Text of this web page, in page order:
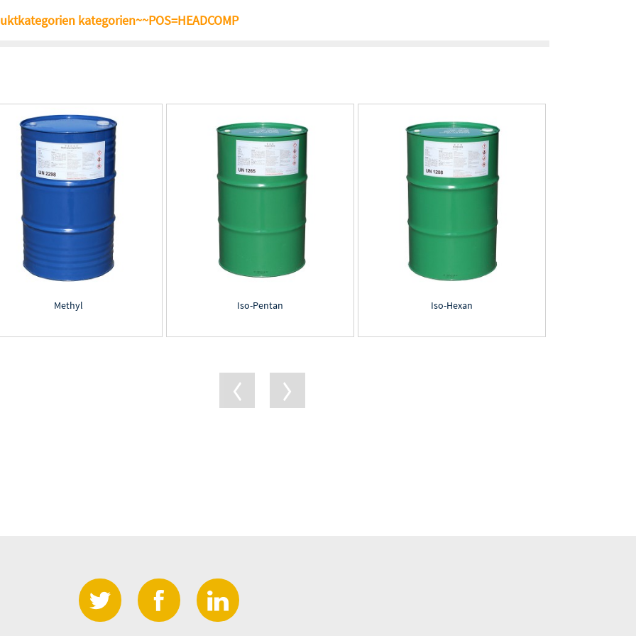
kategorien~~POS=HEADCOMP
Methyl Iso-Pentan Iso-Hexan